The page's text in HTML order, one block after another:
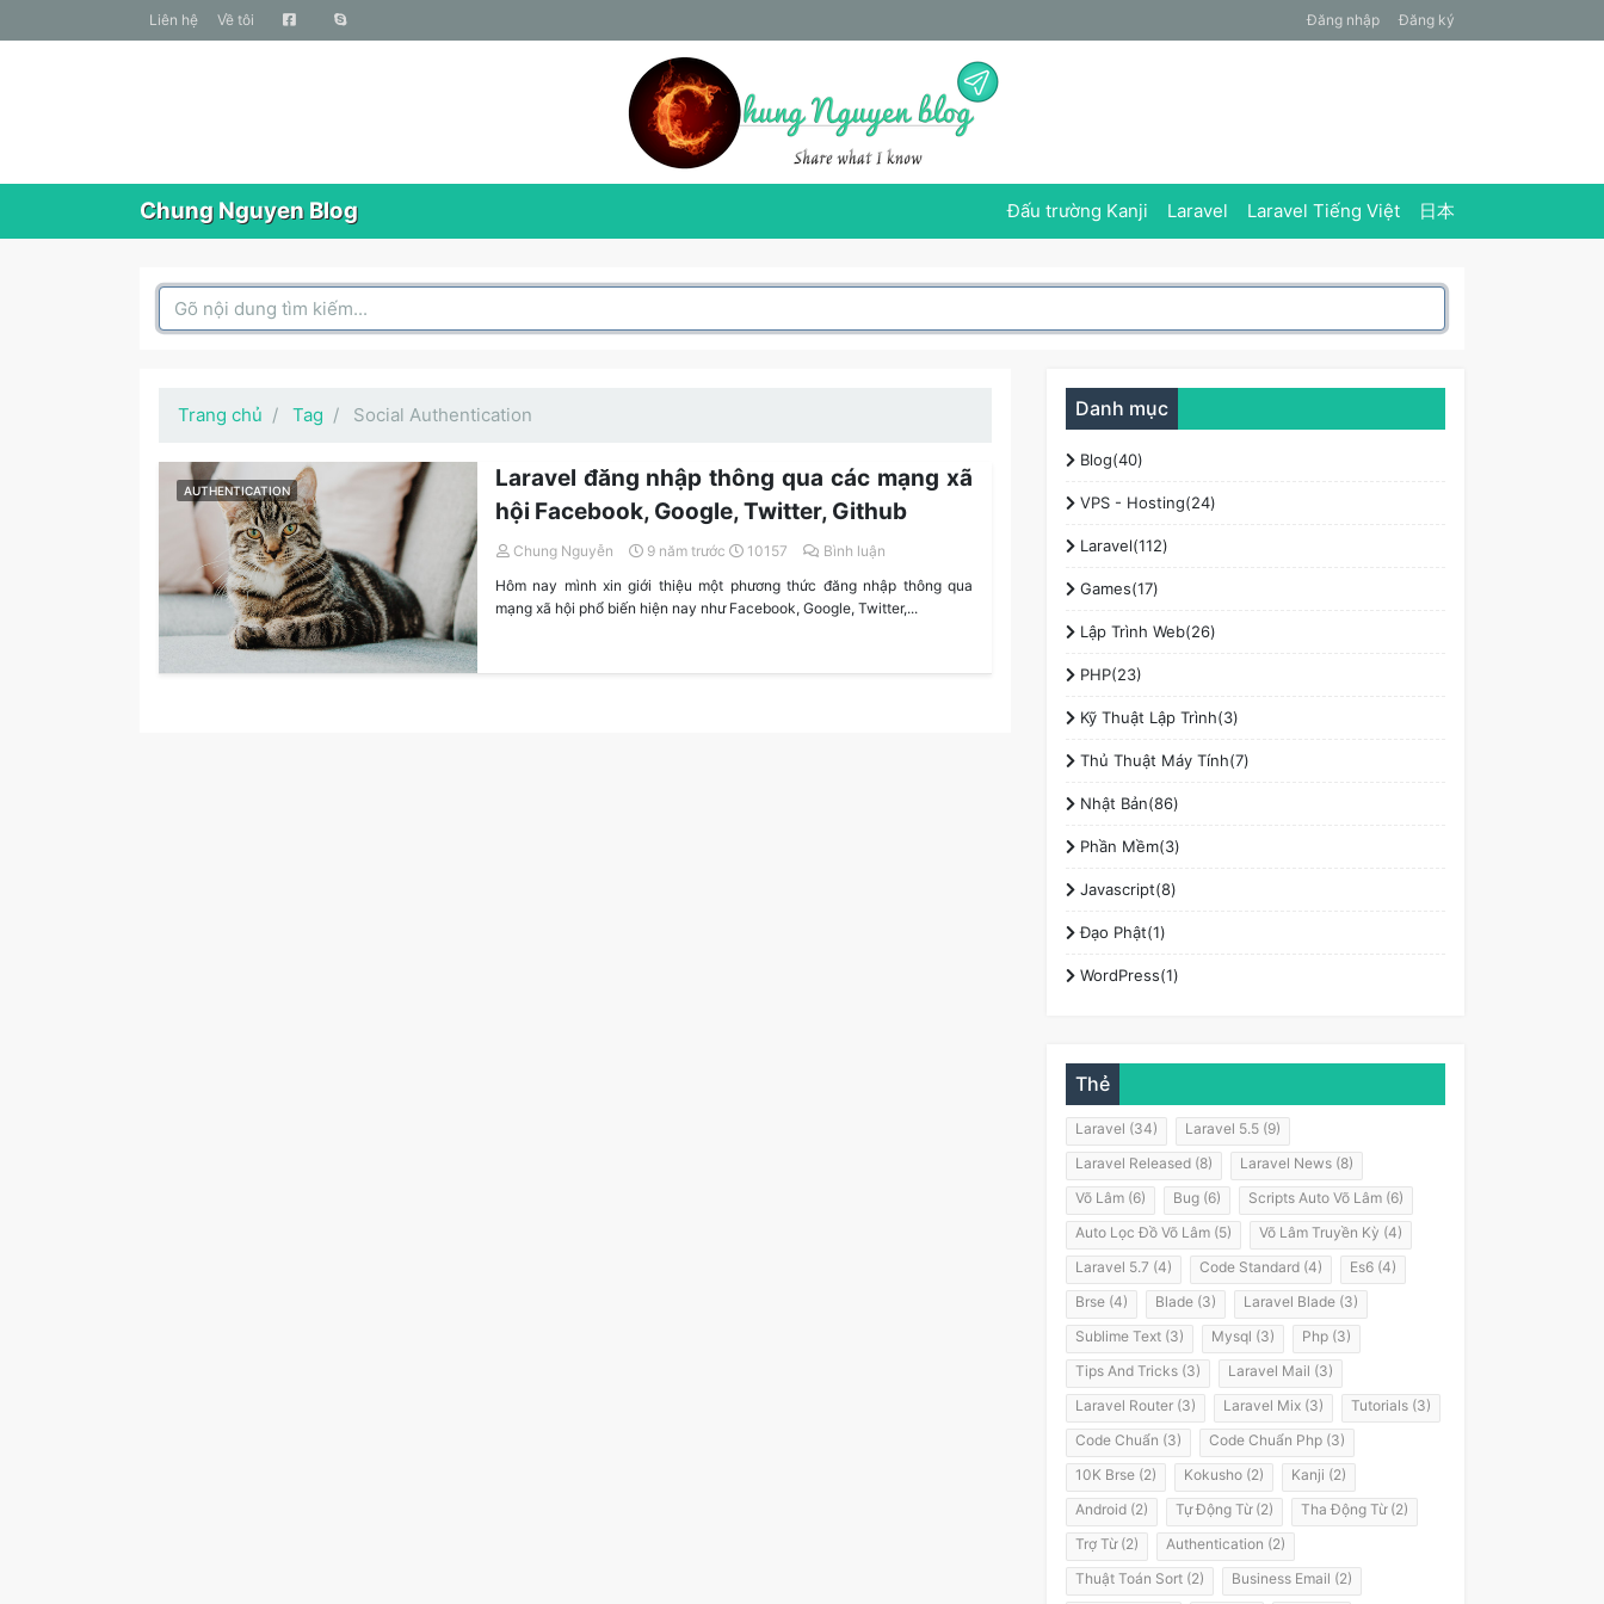
liên hệ Về tôi Đăng nhập Đăng ký
Chung Nguyen Blog Đấu trường Kanji Laravel Laravel Tiếng Việt 日本
Search Box
Trang chủ Tag Social Authentication
AUTHENTICATION
Laravel đăng nhập thông qua các mạng xã
hội Facebook, Google, Twitter, Github
Chung Nguyễn 9 năm trước 10157
Bình luận
Hôm nay mình xin giới thiệu một phương thức đăng nhập thông qua
mạng xã hội phổ biến hiện nay như Facebook, Google, Twitter,...
Danh mục
Blog(40)
VPS - Hosting(24)
Laravel(112)
Games(17)
Lập Trình Web(26)
PHP(23)
Kỹ Thuật Lập Trình(3)
Thủ Thuật Máy Tính(7)
Nhật Bản(86)
Phần Mềm(3)
Javascript(8)
Đạo Phật(1)
WordPress(1)
Thẻ
Laravel (34)
Laravel 5.5 (9)
Laravel Released (8)
Laravel News (8)
Võ Lâm (6)
Bug (6)
Scripts Auto Võ Lâm (6)
Auto Lọc Đồ Võ Lâm (5)
Võ Lâm Truyền Kỳ (4)
Laravel 5.7 (4)
Code Standard (4)
Es6 (4)
Brse (4)
Blade (3)
Laravel Blade (3)
Sublime Text (3)
Mysql (3)
Php (3)
Tips And Tricks (3)
Laravel Mail (3)
Laravel Router (3)
Laravel Mix (3)
Tutorials (3)
Code Chuẩn (3)
Code Chuẩn Php (3)
10K Brse (2)
Kokusho (2)
Kanji (2)
Android (2)
Tự Động Từ (2)
Tha Động Từ (2)
Trợ Từ (2)
Authentication (2)
Thuật Toán Sort (2)
Business Email (2)